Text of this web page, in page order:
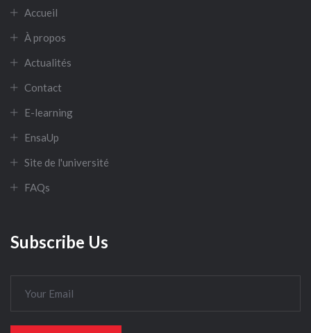
Accueil
À propos
Actualités
Contact
E-learning
EnsaUp
Site de l'université
FAQs
Subscribe Us